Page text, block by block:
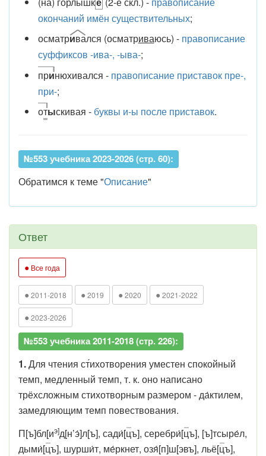
окончаний имён существительных;
осматривался (осматриваюсь) - правописание
суффиксов -ива-, -ыва-;
принюхивался - правописание приставок пре-,
при-;
отыскивая - буквы и-ы после приставок.
№553 учебника 2023-2026 (стр. 60):
Обратимся к теме "Описание"
Ответ
● Все года
● 2011-2018 ● 2019 ● 2020 ● 2021-2022
● 2023-2026
№553 учебника 2011-2018 (стр. 226):
1.Для чтения ст́ихотворения уместен спокойный
темп, медленный темп, т. к. оно написано
трёхсложным стихотворным размером - да́ктилем,
замедляющим темп повествования.
П[ъ]бл[иэ]д[н’э́]л[ъ], сади́[цъ], серебри́[цъ], [ъ]тсыре́л,
дыми́[цъ], шурши́т, ме́ркнет, озя́[п]ш[эвъ], льё[цъ],